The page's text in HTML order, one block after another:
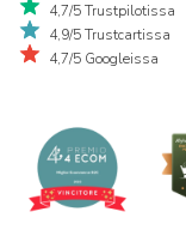
4,7/5 Trustpilotissa
4,9/5 Trustcartissa
4,7/5 Googleissa